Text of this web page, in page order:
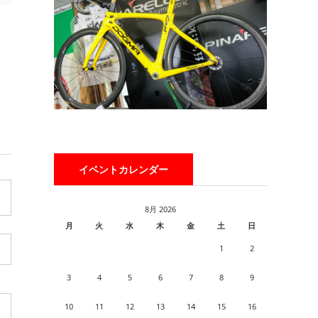
イベントカレンダー
8月 2026
月
火 水 木 金 土 日
1 2
3 4 5 6 7 8 9
10 11 12 13 14 15 16